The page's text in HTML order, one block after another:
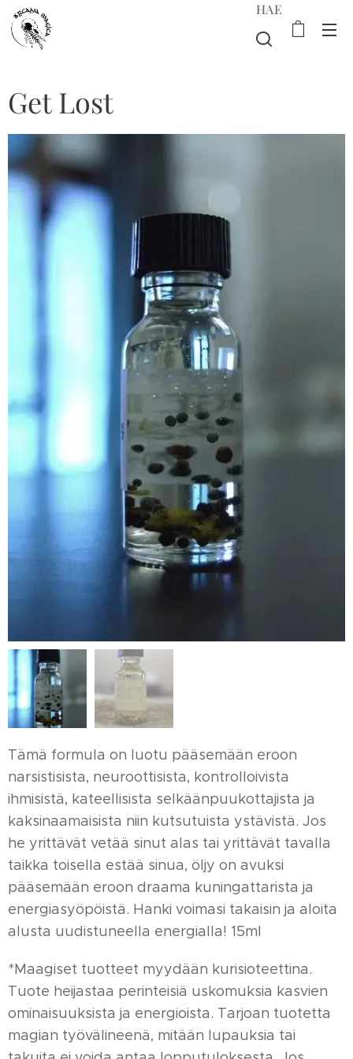
HAE
Get Lost
Tämä formula on luotu pääsemään eroon
narsistisista, neuroottisista, kontrolloivista
ihmisistä, kateellisista selkäänpuukottajista ja
kaksinaamaisista niin kutsutuista ystävistä. Jos
he yrittävät vetää sinut alas tai yrittävät tavalla
taikka toisella estää sinua, öljy on avuksi
pääsemään eroon draama kuningattarista ja
energiasyöpöistä. Hanki voimasi takaisin ja aloita
alusta uudistuneella energialla! 15ml
*Maagiset tuotteet myydään kurisioteettina.
Tuote heijastaa perinteisiä uskomuksia kasvien
ominaisuuksista ja energioista. Tarjoan tuotetta
magian työvälineenä, mitään lupauksia tai